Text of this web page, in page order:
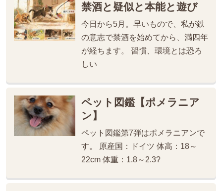
禁酒と疑似と本能と遊び
今日から5月。早いもので、私が鉄
の意志で禁酒を始めてから、満四年
が経ちます。 習慣、環境とは恐ろ
しい
ペット図鑑【ポメラニア
ン】
ペット図鑑第7弾はポメラニアンで
す。 原産国：ドイツ 体高：18～
22cm 体重：1.8～2.3?